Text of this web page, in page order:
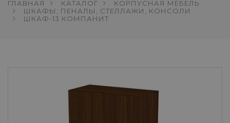
ГЛАВНАЯ КАТАЛОГ
КОРПУСНАЯ МЕБЕЛЬ
ШКАФЫ, ПЕНАЛЫ, СТЕЛЛАЖИ, КОНСОЛИ
ШКАФ-13 КОМПАНИТ